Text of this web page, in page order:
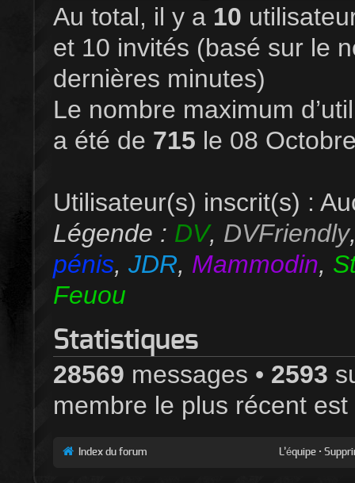
Au total, il y a 10
et 10 invités (basé sur le
dernières minutes)
Le nombre maximum
a été de 715 le 08
Utilisateur(s) inscrit(s) :
Légende : DV, DVFriendly
pénis, JDR, Mammodin,
Feuou
Statistiques
28569 messages • 2593
membre le plus récent est
Index du forum L’équipe •